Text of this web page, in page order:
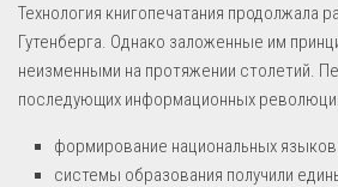
Технология книгопечатания продолжала
Гутенберга. Однако заложенные им
неизменными на протяжении столетий.
последующих информационных
формирование национальных
системы образования получили